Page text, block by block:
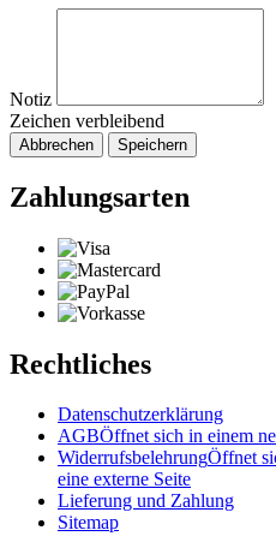
Notiz
Zeichen verbleibend
Abbrechen Speichern
Zahlungsarten
Rechtliches
Datenschutzerklärung
AGBÖffnet sich in einem
WiderrufsbelehrungÖffnet
eine externe Seite
Lieferung und Zahlung
Sitemap